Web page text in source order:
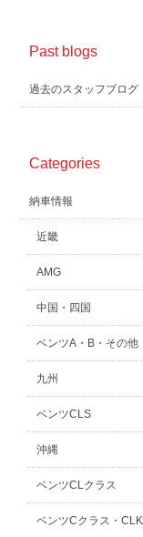
Past blogs
過去のスタッフブログ
Categories
納車情報
近畿
AMG
中国・四国
ベンツA・B・その他
九州
ベンツCLS
沖縄
ベンツCLクラス
ベンツCクラス・CLK